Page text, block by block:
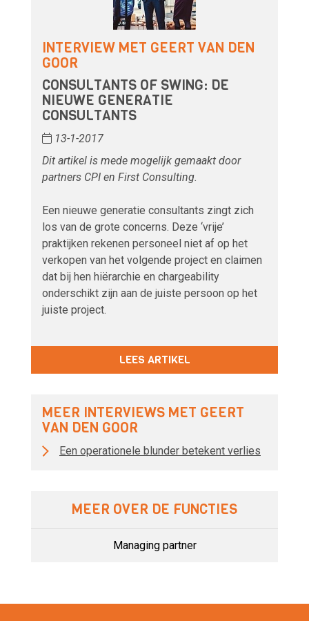
INTERVIEW MET GEERT VAN DEN
GOOR
CONSULTANTS OF SWING: DE
NIEUWE GENERATIE
CONSULTANTS
13-1-2017
Dit artikel is mede mogelijk gemaakt door
partners CPI en First Consulting.
Een nieuwe generatie consultants zingt zich
los van de grote concerns. Deze ‘vrije’
praktijken rekenen personeel niet af op het
verkopen van het volgende project en claimen
dat bij hen hiërarchie en chargeability
onderschikt zijn aan de juiste persoon op het
juiste project.
LEES ARTIKEL
MEER INTERVIEWS MET GEERT
VAN DEN GOOR
Een operationele blunder betekent verlies
MEER OVER DE FUNCTIES
Managing partner